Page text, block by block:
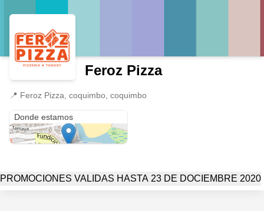
Feroz Pizza
📍 Feroz Pizza, coquimbo, coquimbo
Donde estamos
PROMOCIONES VALIDAS HASTA 23 DE DOCIEMBRE 2020